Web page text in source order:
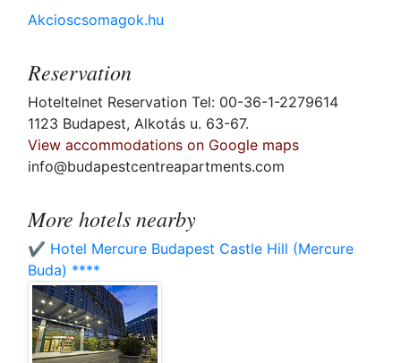
Akcioscsomagok.hu
Reservation
Hoteltelnet Reservation Tel: 00-36-1-2279614
1123 Budapest, Alkotás u. 63-67.
View accommodations on Google maps
info@budapestcentreapartments.com
More hotels nearby
✔️ Hotel Mercure Budapest Castle Hill (Mercure
Buda) ****